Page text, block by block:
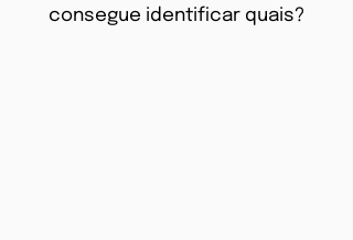
consegue identificar quais?